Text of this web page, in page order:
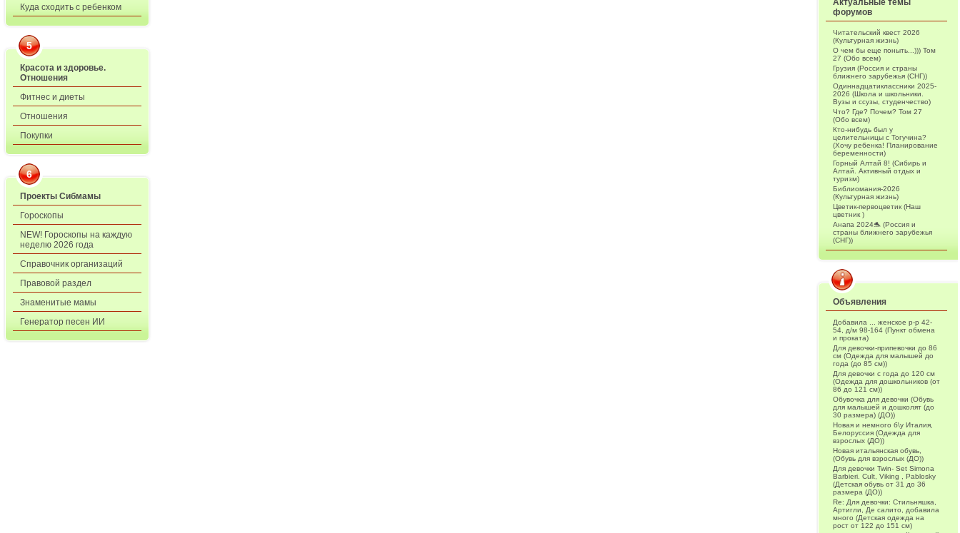
Куда сходить с ребенком
5
Красота и здоровье.
Отношения
Фитнес и диеты
Отношения
Покупки
6
Проекты Сибмамы
Гороскопы
NEW! Гороскопы на каждую
неделю 2026 года
Справочник организаций
Правовой раздел
Знаменитые мамы
Генератор песен ИИ
Актуальные темы
форумов
Читательский квест 2026
(Культурная жизнь)
О чем бы еще поныть...))) Том
27 (Обо всем)
Грузия (Россия и страны
ближнего зарубежья (СНГ))
Одиннадцатиклассники 2025-
2026 (Школа и школьники.
Вузы и ссузы, студенчество)
Что? Где? Почем? Том 27
(Обо всем)
Кто-нибудь был у
целительницы с Тогучина?
(Хочу ребенка! Планирование
беременности)
Горный Алтай 8! (Сибирь и
Алтай. Активный отдых и
туризм)
Библиомания-2026
(Культурная жизнь)
Цветик-первоцветик (Наш
цветник )
Анапа 2024🐬 (Россия и
страны ближнего зарубежья
(СНГ))
Объявления
Добавила ... женское р-р 42-
54, д/м 98-164 (Пункт обмена
и проката)
Для девочки-припевочки до 86
см (Одежда для малышей до
года (до 85 см))
Для девочки с года до 120 см
(Одежда для дошкольников (от
86 до 121 см))
Обувочка для девочки (Обувь
для малышей и дошколят (до
30 размера) (ДО))
Новая и немного б\у Италия,
Белоруссия (Одежда для
взрослых (ДО))
Новая итальянская обувь,
(Обувь для взрослых (ДО))
Для девочки Twin- Set Simona
Barbieri. Cult, Viking , Pablosky
(Детская обувь от 31 до 36
размера (ДО))
Re: Для девочки: Стильняшка,
Артигли, Де салито, добавила
много (Детская одежда на
рост от 122 до 151 см)